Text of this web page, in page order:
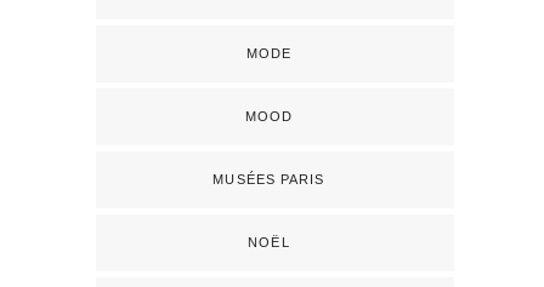
MODE
MOOD
MUSÉES PARIS
NOËL